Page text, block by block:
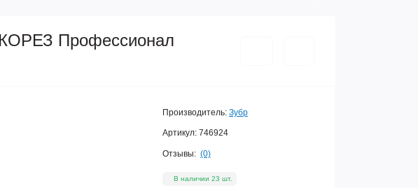
Профессионал
Производитель: Зубр
Артикул: 746924
Отзывы: (0)
В наличии 23 шт.